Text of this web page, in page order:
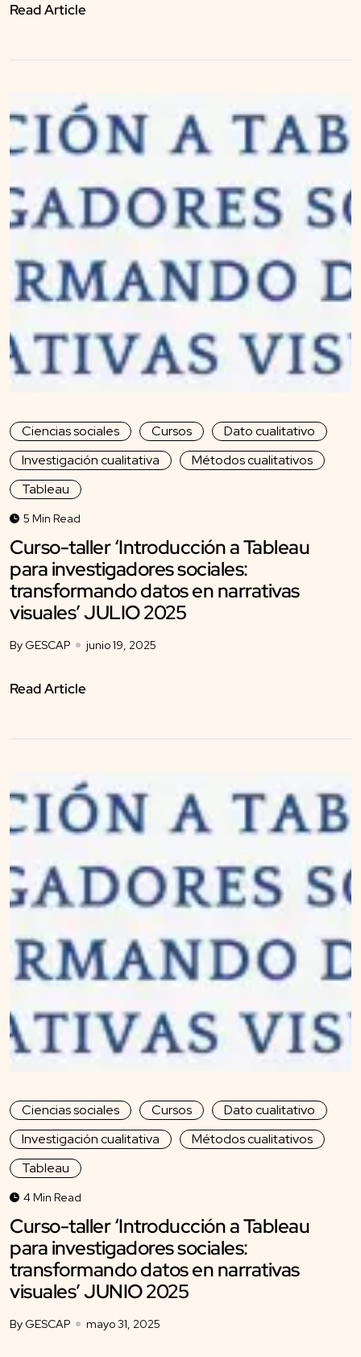
Read Article
Ciencias sociales Cursos
Dato cualitativo
Investigación cualitativa
Métodos cualitativos
Tableau
5 Min Read
Curso-taller ‘Introducción a Tableau
para investigadores sociales:
transformando datos en narrativas
visuales’ JULIO 2025
By GESCAP junio 19, 2025
Read Article
Ciencias sociales Cursos
Dato cualitativo
Investigación cualitativa
Métodos cualitativos
Tableau
4 Min Read
Curso-taller ‘Introducción a Tableau
para investigadores sociales:
transformando datos en narrativas
visuales’ JUNIO 2025
By GESCAP mayo 31, 2025